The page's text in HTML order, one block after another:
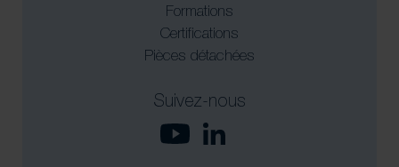
Formations
Certifications
Pièces détachées
Suivez-nous